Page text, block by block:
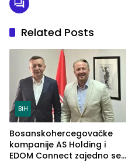
Related Posts
BiH
Bosanskohercegovačke
kompanije AS Holding i
EDOM Connect zajedno se